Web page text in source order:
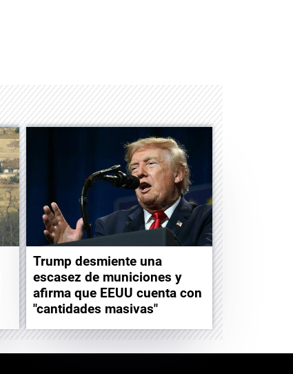
Trump desmiente una
escasez de municiones y
afirma que EEUU cuenta con
"cantidades masivas"